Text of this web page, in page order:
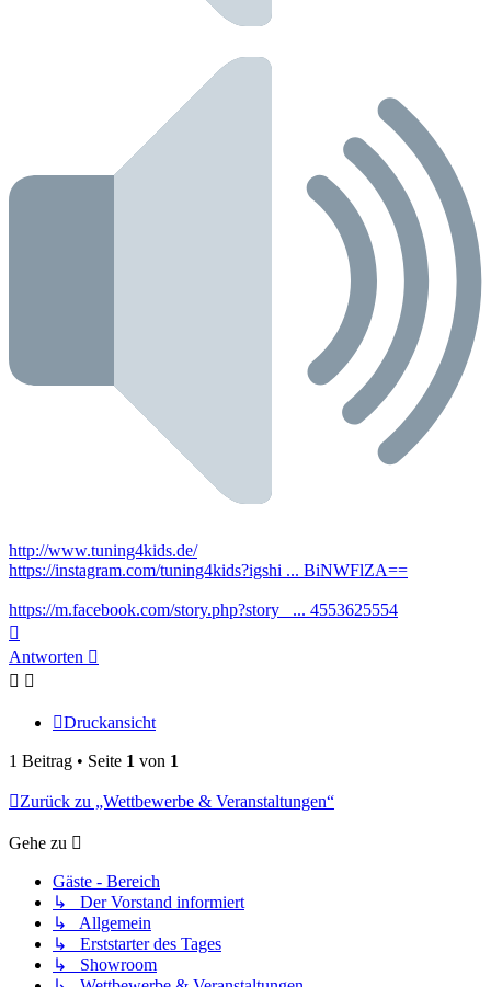
http://www.tuning4kids.de/
https://instagram.com/tuning4kids?igshi ... BiNWFlZA==
https://m.facebook.com/story.php?story_ ... 4553625554
oben
Antworten
Druckansicht
1 Beitrag • Seite 1 von 1
Zurück zu „Wettbewerbe & Veranstaltungen“
Gehe zu
Gäste - Bereich
↳ Der Vorstand informiert
↳ Allgemein
↳ Erststarter des Tages
↳ Showroom